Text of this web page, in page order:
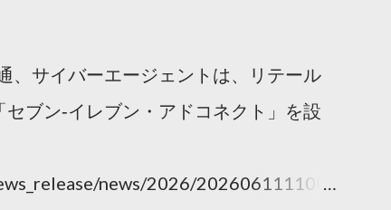
、サイバーエージェントは、リテール
ブン‐イレブン・アドコネクト」を設
news/2026/202606111100.